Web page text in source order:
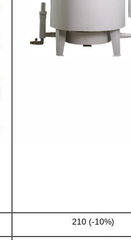
210 (-10%)